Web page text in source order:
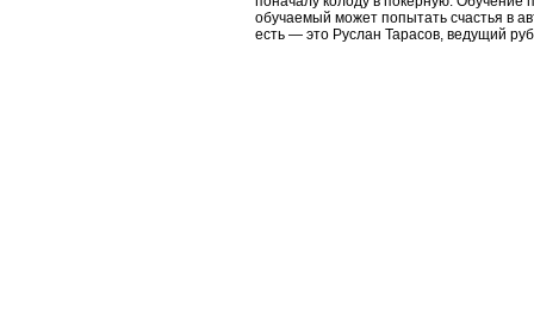
обучаемый может попытать счастья в
есть — это Руслан Тарасов, ведущий